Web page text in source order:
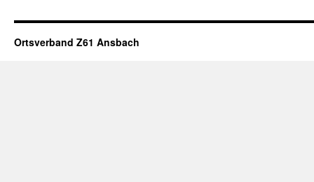
Ortsverband Z61 Ansbach